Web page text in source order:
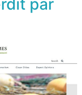
par